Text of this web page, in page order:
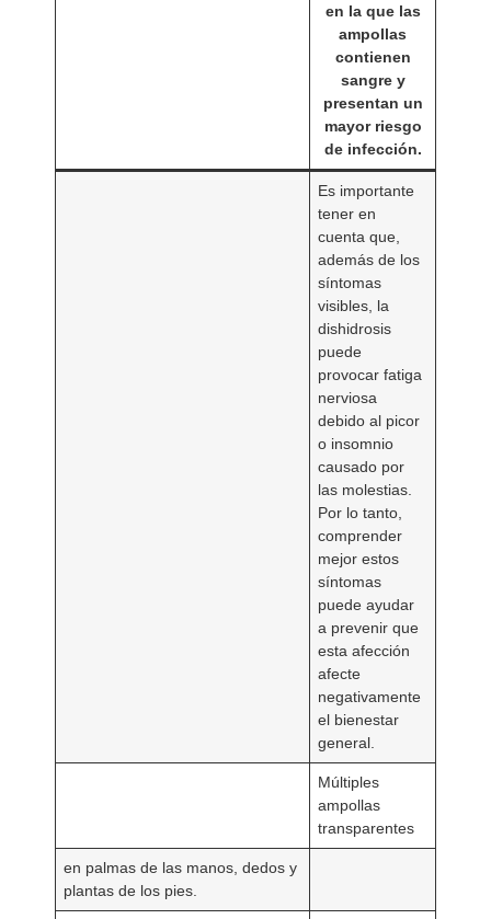
en la que las
ampollas
contienen
sangre y
presentan un
mayor riesgo
de infección.
Es importante
tener en
cuenta que,
además de los
síntomas
visibles, la
dishidrosis
puede
provocar fatiga
nerviosa
debido al picor
o insomnio
causado por
las molestias.
Por lo tanto,
comprender
mejor estos
síntomas
puede ayudar
a prevenir que
esta afección
afecte
negativamente
el bienestar
general.
Múltiples
ampollas
transparentes
en palmas de las manos, dedos y
plantas de los pies.